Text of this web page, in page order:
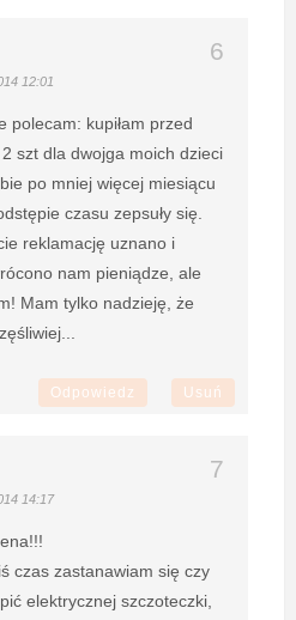
12:01
polecam: kupiłam przed
szt dla dwojga moich dzieci
po mniej więcej miesiącu
czasu zepsuły się.
reklamację uznano i
nam pieniądze, ale
Mam tylko nadzieję, że
Odpowiedz Usuń
14:17
czas zastanawiam się czy
elektrycznej szczoteczki,